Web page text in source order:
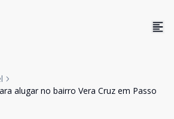
alugar no bairro Vera Cruz em Passo